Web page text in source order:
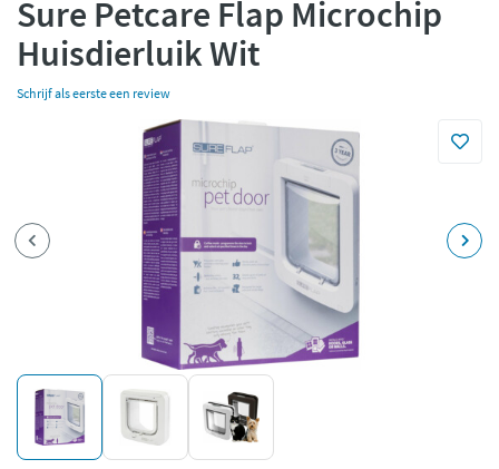
Betaal met Klarna
Sure Petcare Flap Microchip
Huisdierluik Wit
Schrijf als eerste een review